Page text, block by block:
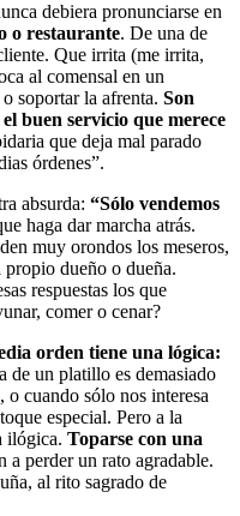
debiera pronunciarse en
o restaurante. De una de
Que irrita (me irrita,
al comensal en un
soportar la afrenta. Son
buen servicio que merece
que deja mal parado
órdenes”.
absurda: “Sólo vendemos
haga dar marcha atrás.
muy orondos los meseros,
dueño o dueña.
respuestas los que
comer o cenar?
orden tiene una lógica:
de un platillo es demasiado
o cuando sólo nos interesa
especial. Pero a la
ilógica. Toparse con una
a perder un rato agradable.
al rito sagrado de